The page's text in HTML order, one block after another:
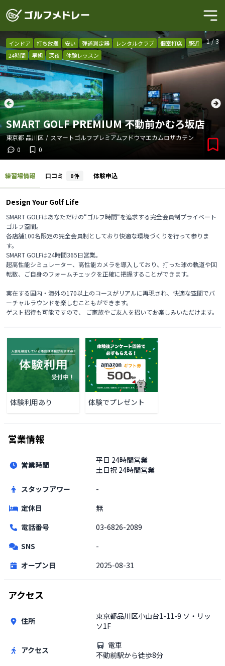
1/3
インドア 打ち放題 安い 弾道測定器 レンタルクラブ 個室打席
駅近
24時間
早朝 深夜 体験レッスン
SMART GOLF PREMIUM 不動前かむろ坂店
東京都 品川区 / スマートゴルフプレミアムフドウマエカムロザカテン
0
0
練習場情報 口コミ 0件 体験申込
Design Your Golf Life
SMART GOLFはあなただけの“ゴルフ時間“を追求する完全会員制プライベート
ゴルフ空間。
各店舗100名限定の完全会員制としており快適な環境づくりを行って参りま
す。
SMART GOLFは24時間365日営業。
超高性能シミュレーター、高性能カメラを導入しており、打った球の軌道や回
転数、ご自身のフォームチェックを正確に把握することができます。
実在する国内・海外の170以上のコースがリアルに再現され、快適な空間でバ
ーチャルラウンドを楽しむこともができます。
体験利用あり 体験でプレゼント
営業情報
営業時間 平日 24時間営業
土日祝 24時間営業
スタッフアワー
-
定休日
無
電話番号
03-6826-2089
SNS
-
オープン日
2025-08-31
アクセス
住所
東京都品川区小山台1-11-9 ソ・リッ
ソ1F
アクセス
電車
不動前駅から徒歩8分